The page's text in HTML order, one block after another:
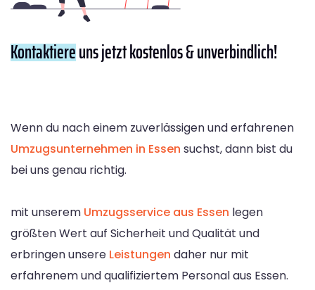
Kontaktiereuns jetzt kostenlos & unverbindlich!
Wenn du nach einem zuverlässigen und erfahrenen
Umzugsunternehmen in Essen suchst, dann bist du
bei uns genau richtig.
mit unserem Umzugsservice aus Essen legen
größten Wert auf Sicherheit und Qualität und
erbringen unsere Leistungen daher nur mit
erfahrenem und qualifiziertem Personal aus Essen.